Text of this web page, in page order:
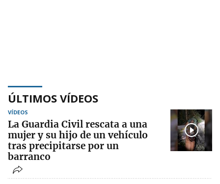
ÚLTIMOS VÍDEOS
VÍDEOS
La Guardia Civil rescata a una
mujer y su hijo de un vehículo
tras precipitarse por un
barranco